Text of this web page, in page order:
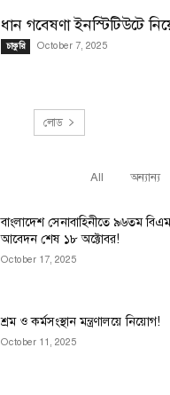
ধান গবেষণা ইনস্টিটিউটে
চাকুরি October 7, 2025
লোড
All অন্যান্য
বাংলাদেশ সেনাবাহিনীতে ৯৬তম
আবেদন শেষ ১৮ অক্টোবর!
October 17, 2025
শ্রম ও কর্মসংস্থান মন্ত্রণালয়ে নিয়োগ!
October 11, 2025